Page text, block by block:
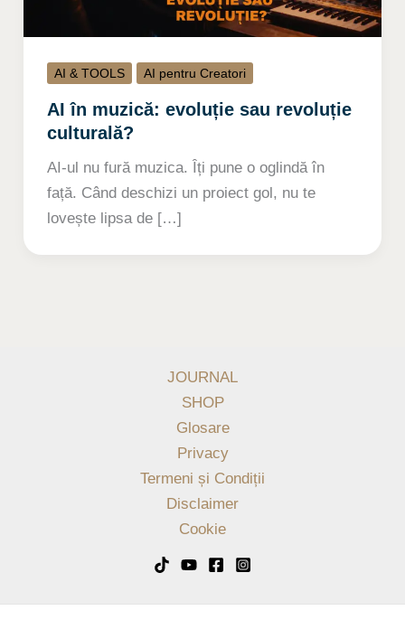
AI & TOOLS AI pentru Creatori
AI în muzică: evoluție sau revoluție
culturală?
AI-ul nu fură muzica. Îți pune o oglindă în
față. Când deschizi un proiect gol, nu te
lovește lipsa de […]
JOURNAL
SHOP
Glosare
Privacy
Termeni și Condiții
Disclaimer
Cookie